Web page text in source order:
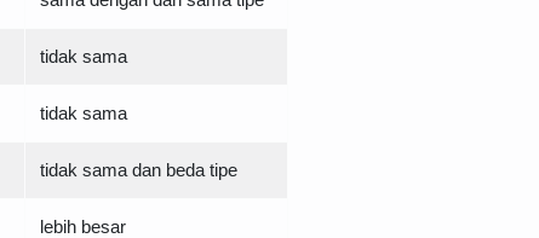
tidak sama
tidak sama
tidak sama dan beda tipe
lebih besar